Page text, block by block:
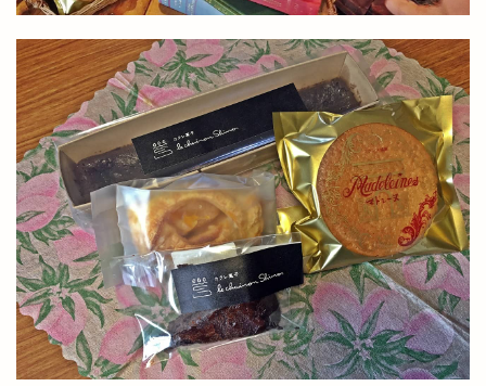
満月の仮装リフト
満開 滝
漁人
潜在能力テスト
濱家隆一 灯めぐり
灯台
灯台FES日御碕
灯台フェス日御碕2024
灯台ワールドサミット
炉端かば
炉端焼き
炙り牛タン万
炭火焼鳥
無人販売
無人販売所
無印良品 無料
無自性館
焼きそば
焼きそば専門店
焼きたて名人
焼きたて名人 パン屋さん
焼きたて名人パン屋さん
焼き芋自販機
焼き菓子 焼き鳥
焼肉
焼肉と居酒屋
焼肉ビアムーン
焼肉店
焼肉百式
焼肉酒場れもん
焼肉食べ放題